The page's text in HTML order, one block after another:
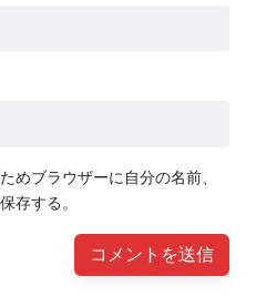
めブラウザーに自分の名前、
存する。